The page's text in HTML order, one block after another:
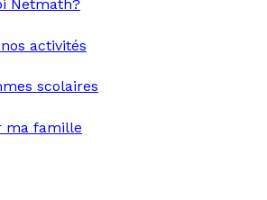
Netmath?
activités
scolaires
ma famille